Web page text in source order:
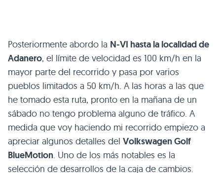
Posteriormente abordo la N-VI hasta la localidad de
Adanero, el límite de velocidad es 100 km/h en la
mayor parte del recorrido y pasa por varios
pueblos limitados a 50 km/h. A las horas a las que
he tomado esta ruta, pronto en la mañana de un
sábado no tengo problema alguno de tráfico. A
medida que voy haciendo mi recorrido empiezo a
apreciar algunos detalles del Volkswagen Golf
BlueMotion. Uno de los más notables es la
selección de desarrollos de la caja de cambios.